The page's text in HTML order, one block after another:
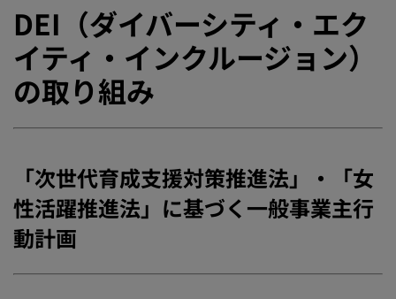
DEI（ダイバーシティ・エク
イティ・インクルージョン）
の取り組み
「次世代育成支援対策推進法」・「女
性活躍推進法」に基づく一般事業主行
動計画